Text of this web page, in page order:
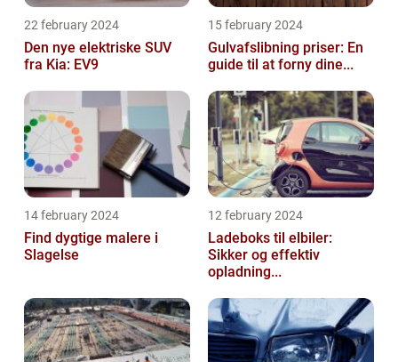
22 february 2024
Den nye elektriske SUV
fra Kia: EV9
15 february 2024
Gulvafslibning priser: En
guide til at forny dine...
14 february 2024
Find dygtige malere i
Slagelse
12 february 2024
Ladeboks til elbiler:
Sikker og effektiv
opladning...